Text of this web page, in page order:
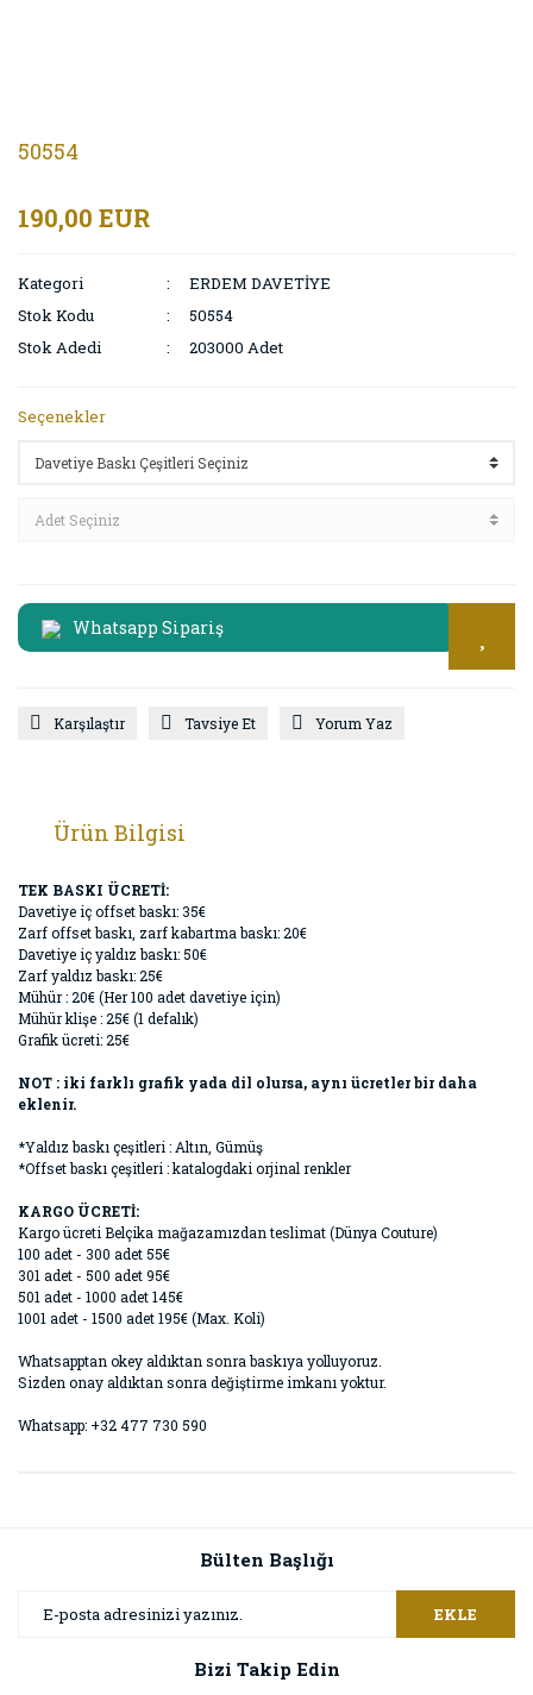
50554
190,00 EUR
Kategori
ERDEM DAVETİYE
Stok Kodu
50554
Stok Adedi
203000 Adet
Seçenekler
Whatsapp Sipariş
Karşılaştır Tavsiye Et Yorum Yaz
Ürün Bilgisi
TEK BASKI ÜCRETİ:
Davetiye iç offset baskı: 35€
Zarf offset baskı, zarf kabartma baskı: 20€
Davetiye iç yaldız baskı: 50€
Zarf yaldız baskı: 25€
Mühür : 20€ (Her 100 adet davetiye için)
Mühür klişe : 25€ (1 defalık)
Grafik ücreti: 25€
NOT : iki farklı grafik yada dil olursa, aynı ücretler bir daha
eklenir.
*Yaldız baskı çeşitleri : Altın, Gümüş
*Offset baskı çeşitleri : katalogdaki orjinal renkler
KARGO ÜCRETİ:
Kargo ücreti Belçika mağazamızdan teslimat (Dünya Couture)
100 adet - 300 adet 55€
301 adet - 500 adet 95€
501 adet - 1000 adet 145€
1001 adet - 1500 adet 195€ (Max. Koli)
Whatsapptan okey aldıktan sonra baskıya yolluyoruz.
Sizden onay aldıktan sonra değiştirme imkanı yoktur.
Whatsapp: +32 477 730 590
Bülten Başlığı
EKLE
Bizi Takip Edin